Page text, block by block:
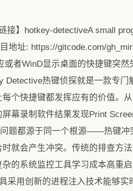
接】hotkey-detectiveA small
地址: https://gitcode.com/
者WinD显示桌面的快捷键突然
热键侦探就是一款专门
个快捷键都发挥应有的价值。
幕录制软件结果发现Print
题都源于同一个根源——热键冲
就会产生冲突。传统的排查方
的系统监控工具学习成本高重
采用创新的进程注入技术能够实